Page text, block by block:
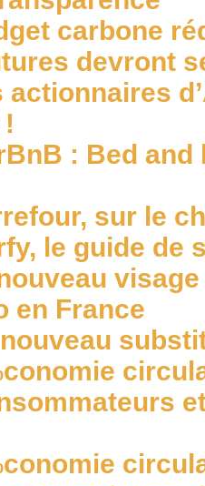
carbone
devront
actionnaires
: Bed
sur le
le guide de
en France